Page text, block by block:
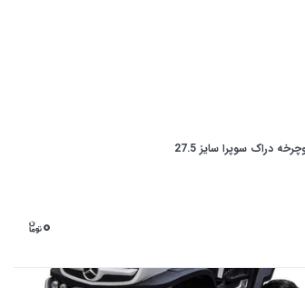
دراک سوپرا سایز 27.5
۰